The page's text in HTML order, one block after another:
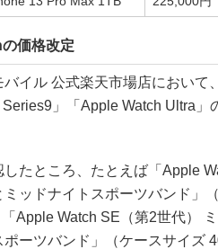
価格改定
イル 公式楽天市場店において
Series9」「Apple Watch Ultra
たところ、たとえば「Apple
ッドナイトスポーツバンド」
Apple Watch SE（第2世代）
ポーツバンド」（ケースサイ